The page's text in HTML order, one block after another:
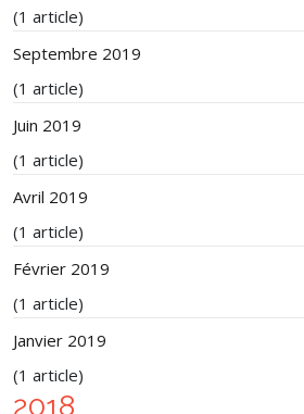
(1 article)
Septembre 2019
(1 article)
Juin 2019
(1 article)
Avril 2019
(1 article)
Février 2019
(1 article)
Janvier 2019
(1 article)
2018